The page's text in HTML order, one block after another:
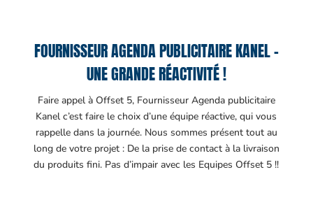
FOURNISSEUR AGENDA PUBLICITAIRE KANEL –
UNE GRANDE RÉACTIVITÉ !
Faire appel à Offset 5, Fournisseur Agenda publicitaire
Kanel c’est faire le choix d’une équipe réactive, qui vous
rappelle dans la journée. Nous sommes présent tout au
long de votre projet : De la prise de contact à la livraison
du produits fini. Pas d’impair avec les Equipes Offset 5 !!